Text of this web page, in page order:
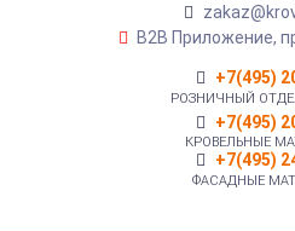
B2B Приложение,
+7(495)
РОЗНИЧНЫЙ
+7(495)
КРОВЕЛЬНЫЕ
+7(495)
ФАСАДНЫЕ